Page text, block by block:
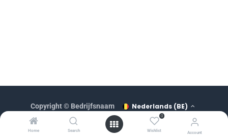
Home Search
0
Wishlist Account
Copyright © Bedrijfsnaam Nederlands (BE)
Aangeboden door